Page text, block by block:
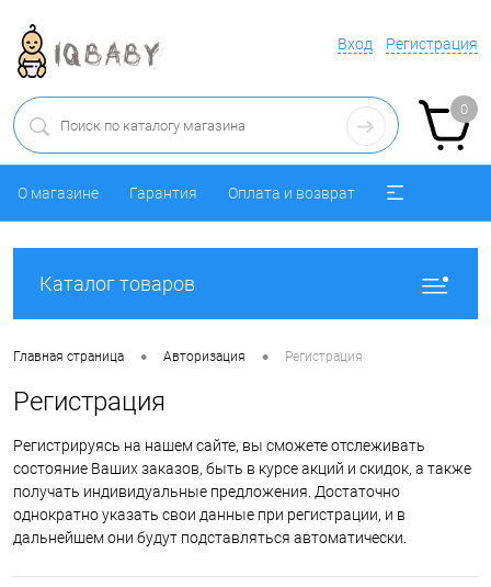
Вход Регистрация
0
О магазине Гарантия Оплата и возврат
Каталог товаров
Главная страница • Авторизация • Регистрация
Регистрация
Регистрируясь на нашем сайте, вы сможете отслеживать
состояние Ваших заказов, быть в курсе акций и скидок, а также
получать индивидуальные предложения. Достаточно
однократно указать свои данные при регистрации, и в
дальнейшем они будут подставляться автоматически.